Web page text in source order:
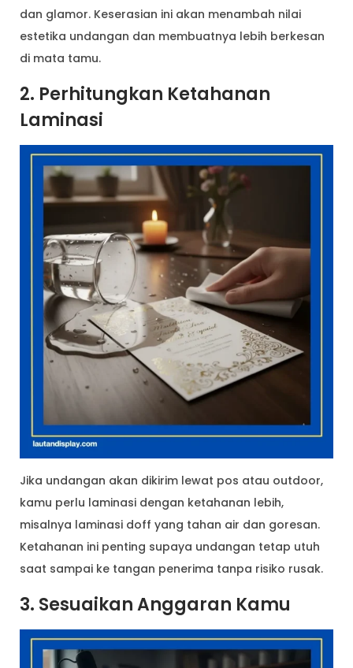
dan glamor. Keserasian ini akan menambah nilai
estetika undangan dan membuatnya lebih berkesan
di mata tamu.
2. Perhitungkan Ketahanan
Laminasi
Jika undangan akan dikirim lewat pos atau outdoor,
kamu perlu laminasi dengan ketahanan lebih,
misalnya laminasi doff yang tahan air dan goresan.
Ketahanan ini penting supaya undangan tetap utuh
saat sampai ke tangan penerima tanpa risiko rusak.
3. Sesuaikan Anggaran Kamu